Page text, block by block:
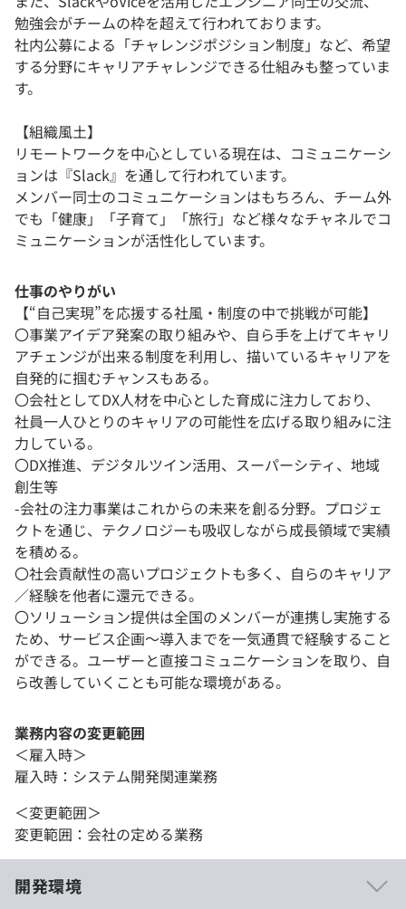
勉強会がチームの枠を超えて行われております。
社内公募による「チャレンジポジション制度」など、希望
する分野にキャリアチャレンジできる仕組みも整っていま
す。
【組織風土】
リモートワークを中心としている現在は、コミュニケーシ
ョンは『Slack』を通して行われています。
メンバー同士のコミュニケーションはもちろん、チーム外
でも「健康」「子育て」「旅行」など様々なチャネルでコ
ミュニケーションが活性化しています。
仕事のやりがい
【“自己実現”を応援する社風・制度の中で挑戦が可能】
〇事業アイデア発案の取り組みや、自ら手を上げてキャリ
アチェンジが出来る制度を利用し、描いているキャリアを
自発的に掴むチャンスもある。
〇会社としてDX人材を中心とした育成に注力しており、
社員一人ひとりのキャリアの可能性を広げる取り組みに注
力している。
〇DX推進、デジタルツイン活用、スーパーシティ、地域
創生等
-会社の注力事業はこれからの未来を創る分野。プロジェ
クトを通じ、テクノロジーも吸収しながら成長領域で実績
を積める。
〇社会貢献性の高いプロジェクトも多く、自らのキャリア
／経験を他者に還元できる。
〇ソリューション提供は全国のメンバーが連携し実施する
ため、サービス企画～導入までを一気通貫で経験すること
ができる。ユーザーと直接コミュニケーションを取り、自
ら改善していくことも可能な環境がある。
業務内容の変更範囲
＜雇入時＞
雇入時：システム開発関連業務
＜変更範囲＞
変更範囲：会社の定める業務
開発環境